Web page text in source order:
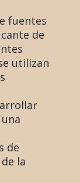
fuentes
de
utilizan
de
la